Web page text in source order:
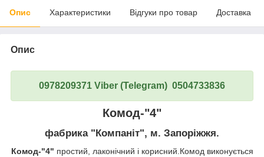
Опис Характеристики Відгуки про товар Доставка
Опис
0978209371 Viber (Telegram) 0504733836
Комод-"4"
фабрика "Компаніт", м. Запоріжжя.
Комод-"4" простий, лаконічний і корисний.Комод виконується